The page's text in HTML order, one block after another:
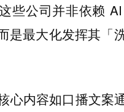
些公司并非依赖
是最大化发挥其「
心内容如口播文案